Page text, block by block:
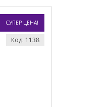
СУПЕР ЦЕНА!
Код: 1138